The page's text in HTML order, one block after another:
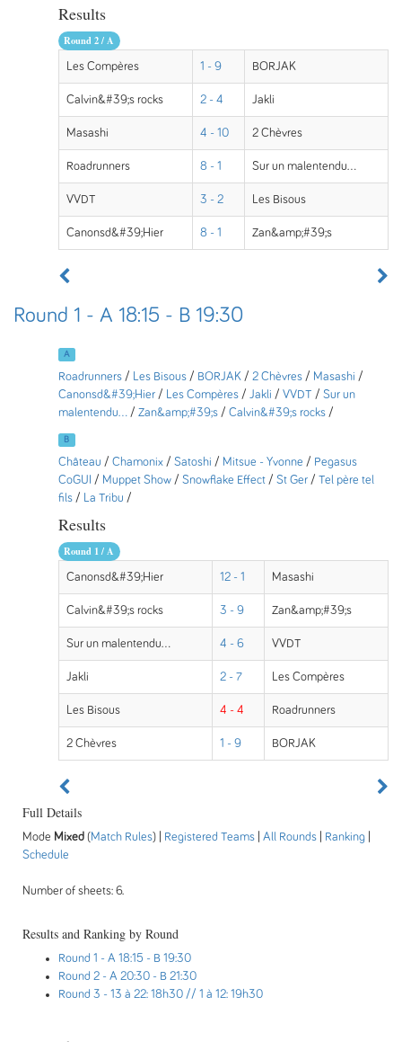
Results
Round 2 / A
Les Compères 1 - 9 BORJAK
Calvin&#39;s rocks 2 - 4 Jakli
Masashi 4 - 10 2 Chèvres
Roadrunners 8 - 1 Sur un malentendu...
VVDT 3 - 2 Les Bisous
Canonsd&#39;Hier 8 - 1 Zan&amp;#39;s
Round 1 - A 18:15 - B 19:30
A
Roadrunners / Les Bisous / BORJAK / 2 Chèvres / Masashi /
Canonsd&#39;Hier / Les Compères / Jakli / VVDT / Sur un
malentendu... / Zan&amp;#39;s / Calvin&#39;s rocks /
B
Château / Chamonix / Satoshi / Mitsue - Yvonne / Pegasus
CoGUI / Muppet Show / Snowflake Effect / St Ger / Tel père tel
fils / La Tribu /
Results
Round 1 / A
Canonsd&#39;Hier 12 - 1 Masashi
Calvin&#39;s rocks 3 - 9 Zan&amp;#39;s
Sur un malentendu... 4 - 6 VVDT
Jakli 2 - 7 Les Compères
Les Bisous 4 - 4 Roadrunners
2 Chèvres 1 - 9 BORJAK
Full Details
Mode Mixed (Match Rules) | Registered Teams All Rounds Ranking
Schedule
Number of sheets: 6.
Results and Ranking by Round
Round 1 - A 18:15 - B 19:30
Round 2 - A 20:30 - B 21:30
Round 3 - 13 à 22: 18h30 // 1 à 12: 19h30